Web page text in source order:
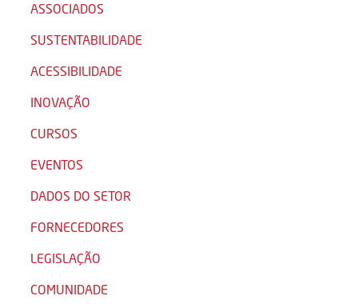
ASSOCIADOS
SUSTENTABILIDADE
ACESSIBILIDADE
INOVAÇÃO
CURSOS
EVENTOS
DADOS DO SETOR
FORNECEDORES
LEGISLAÇÃO
COMUNIDADE